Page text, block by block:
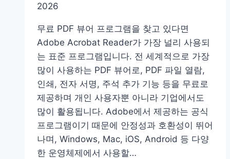
장
가
격
코
스
예
약
방
법
2026
무료 PDF 뷰어 프로그램을 찾고 있다면
Adobe Acrobat Reader가 가장 널리 사용되
는 표준 프로그램입니다. 전 세계적으로 가장
많이 사용하는 PDF 뷰어로, PDF 파일 열람,
인쇄, 전자 서명, 주석 추가 기능 등을 무료로
제공하며 개인 사용자뿐 아니라 기업에서도
많이 활용됩니다. Adobe에서 제공하는 공식
프로그램이기 때문에 안정성과 호환성이 뛰어
나며, Windows, Mac, iOS, Android 등 다양
한 운영체제에서 사용할…